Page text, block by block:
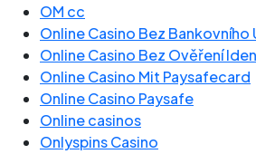
OM cc
Online Casino Bez Bankovního
Online Casino Bez Ověření
Online Casino Mit Paysafecard
Online Casino Paysafe
Online casinos
Onlyspins Casino